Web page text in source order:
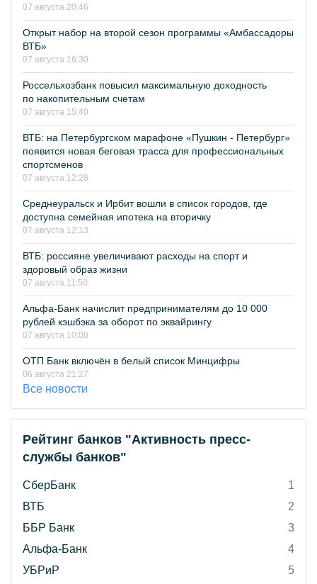
07 августа 20:46
Открыт набор на второй сезон программы «Амбассадоры
ВТБ»
07 августа 16:30
Россельхозбанк повысил максимальную доходность
по накопительным счетам
07 августа 15:40
ВТБ: на Петербургском марафоне «Пушкин - Петербург»
появится новая беговая трасса для профессиональных
спортсменов
07 августа 12:28
Среднеуральск и Ирбит вошли в список городов, где
доступна семейная ипотека на вторичку
07 августа 12:13
ВТБ: россияне увеличивают расходы на спорт и
здоровый образ жизни
07 августа 11:50
Альфа-Банк начислит предпринимателям до 10 000
рублей кэшбэка за оборот по эквайрингу
07 августа 10:00
ОТП Банк включён в белый список Минцифры
06 августа 21:27
Все новости
Рейтинг банков "Активность пресс-
службы банков"
СберБанк
1
ВТБ
2
ББР Банк
3
Альфа-Банк
4
УБРиР
5